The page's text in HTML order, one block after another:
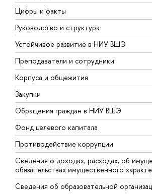
Цифры и факты
Руководство и структура
Устойчивое развитие в НИУ ВШЭ
Преподаватели и сотрудники
Корпуса и общежития
Закупки
Обращения граждан в НИУ ВШЭ
Фонд целевого капитала
Противодействие коррупции
Сведения о доходах, расходах, об
обязательствах имущественного
Сведения об образовательной